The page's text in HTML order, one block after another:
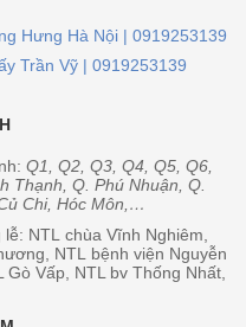
Hưng Hà Nội | 0919253139
Trần Vỹ | 0919253139
Q1, Q2, Q3, Q4, Q5, Q6,
Thạnh, Q. Phú Nhuận, Q.
Chi, Hóc Môn,…
NTL chùa Vĩnh Nghiêm,
NTL bệnh viện Nguyễn
Vấp, NTL bv Thống Nhất,